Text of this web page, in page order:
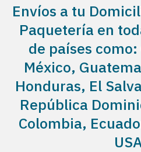
Envíos a tu
Paquetería en
de países
México,
Honduras, El
República
Colombia,